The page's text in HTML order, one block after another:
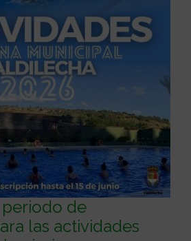
de
las actividades